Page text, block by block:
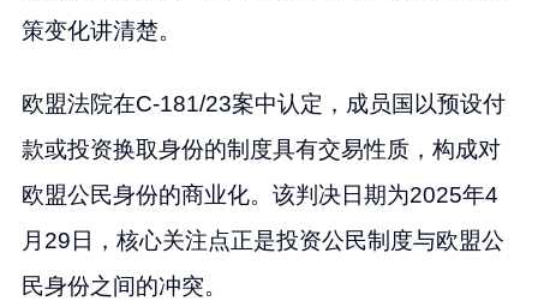
策变化讲清楚。
欧盟法院在C-181/23案中认定，成员国以预设付
款或投资换取身份的制度具有交易性质，构成对
欧盟公民身份的商业化。该判决日期为2025年4
月29日，核心关注点正是投资公民制度与欧盟公
民身份之间的冲突。